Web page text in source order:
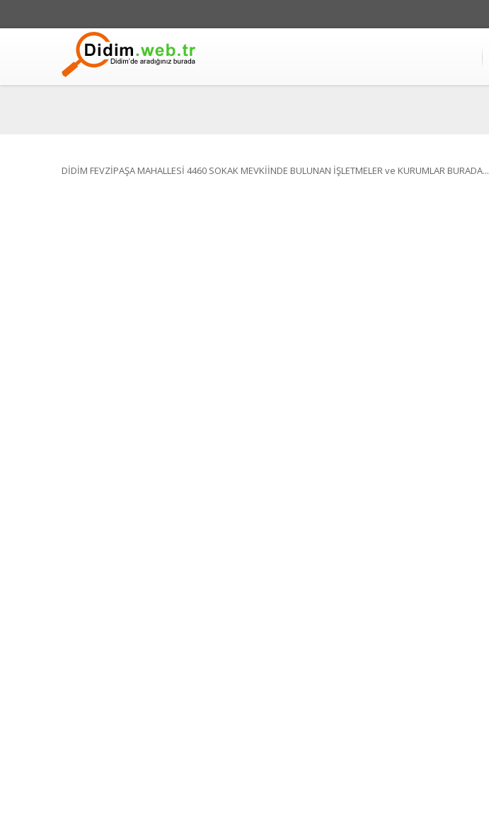
DİDİM FEVZİPAŞA MAHALLESİ 4460 SOKAK MEVKİİNDE BULUNAN İŞLETMELER ve KURUMLAR BURADA...